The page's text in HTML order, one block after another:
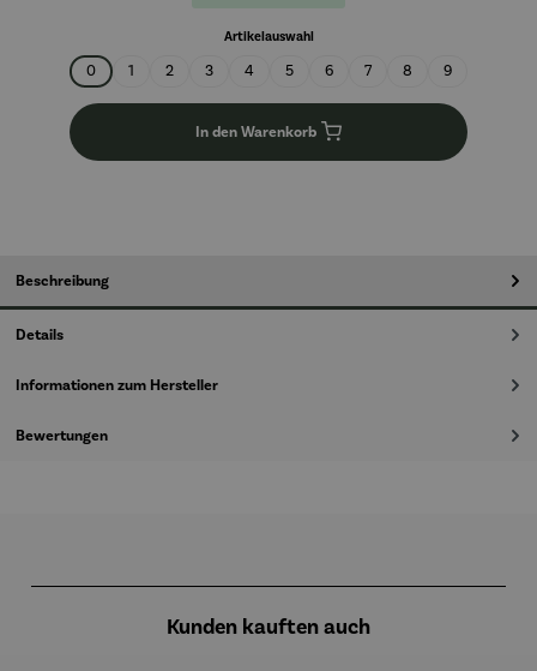
Artikelauswahlauswählen
0 1 2 3 4 5 6 7 8 9
In den Warenkorb
Beschreibung
Details
Informationen zum Hersteller
Bewertungen
Kunden kauften auch